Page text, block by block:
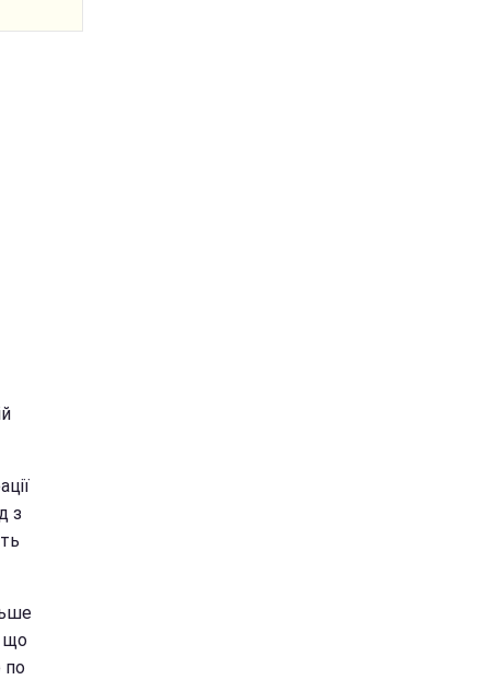
з
що
по